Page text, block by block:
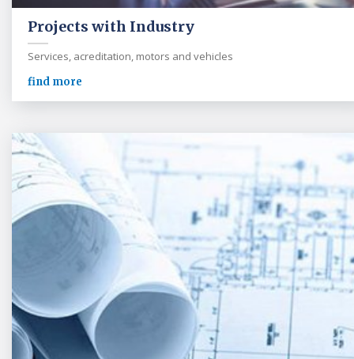
Projects with Industry
Services, acreditation, motors and vehicles
find more